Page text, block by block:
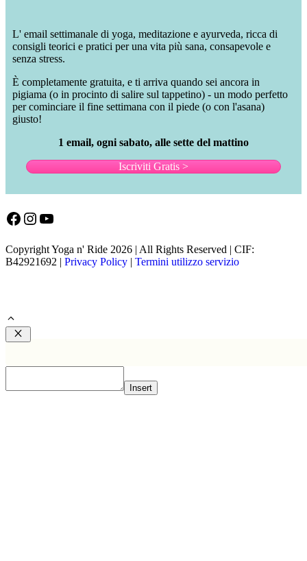
L' email settimanale di yoga, meditazione e ayurveda, ricca di
consigli teorici e pratici per una vita più sana, consapevole e
senza stress.
È completamente gratuita, e ti arriva quando sei ancora in
pigiama (o in procinto di salire sul tappetino) - un modo perfetto
per cominciare il fine settimana con il piede (o con l'asana)
giusto!
1 email, ogni sabato, alle sette del mattino
Iscriviti Gratis >
Facebook
Instagram
YouTube
Copyright Yoga n' Ride 2026 | All Rights Reserved | CIF:
B42921692 | Privacy Policy | Termini utilizzo servizio
Chiudi
Insert